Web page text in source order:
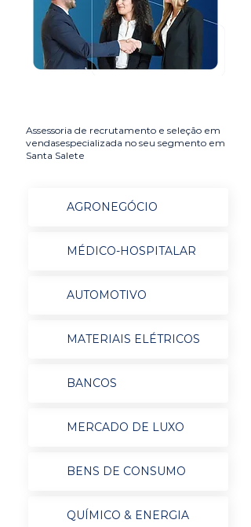
Assessoria de recrutamento e seleção em
vendasespecializada no seu segmento em
Santa Salete
AGRONEGÓCIO
MÉDICO-HOSPITALAR
AUTOMOTIVO
MATERIAIS ELÉTRICOS
BANCOS
MERCADO DE LUXO
BENS DE CONSUMO
QUÍMICO & ENERGIA